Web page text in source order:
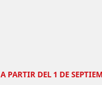
A PARTIR DEL 1 DE